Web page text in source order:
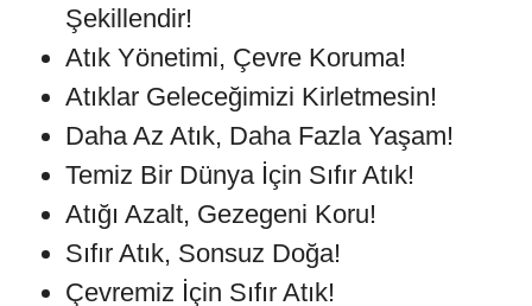
Şekillendir!
Atık Yönetimi, Çevre Koruma!
Atıklar Geleceğimizi Kirletmesin!
Daha Az Atık, Daha Fazla Yaşam!
Temiz Bir Dünya İçin Sıfır Atık!
Atığı Azalt, Gezegeni Koru!
Sıfır Atık, Sonsuz Doğa!
Çevremiz İçin Sıfır Atık!